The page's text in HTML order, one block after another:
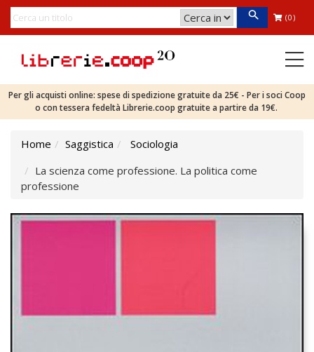
(0)
Per gli acquisti online: spese di spedizione gratuite da 25€ - Per i soci Coop
o con tessera fedeltà Librerie.coop gratuite a partire da 19€.
Home Saggistica
Sociologia
La scienza come professione. La politica come
professione